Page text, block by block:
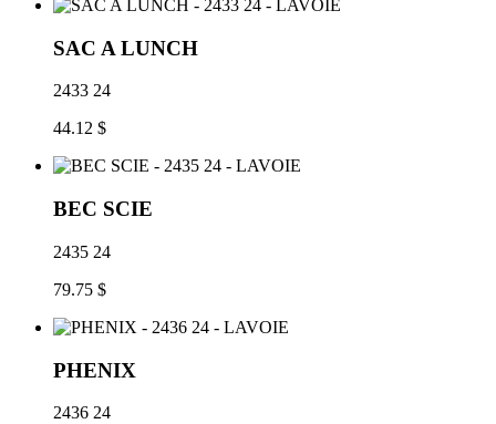
SAC A LUNCH
2433 24
44.12 $
BEC SCIE
2435 24
79.75 $
PHENIX
2436 24